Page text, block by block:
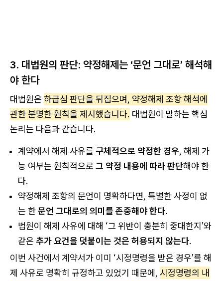
3. 대법원의 판단: 약정해제는 ‘문언 그대로’ 해석해
야 한다
대법원은 하급심 판단을 뒤집으며, 약정해제 조항 해석에
관한 분명한 원칙을 제시했습니다. 대법원이 말하는 핵심
논리는 다음과 같습니다.
계약에서 해제 사유를 구체적으로 약정한 경우, 해제 가
능 여부는 원칙적으로 그 약정 내용에 따라 판단해야 한
다.
약정해제 조항의 문언이 명확하다면, 특별한 사정이 없
는 한문언 그대로의 의미를 존중해야 한다.
법원이 해제 사유에 대해 ‘그 위반이 충분히 중대한지’와
같은 추가 요건을 덧붙이는 것은 허용되지 않는다.
이번 사건에서 계약서가 이미 ‘시정명령을 받은 경우’를 해
제 사유로 명확히 규정하고 있었기 때문에, 시정명령의 내